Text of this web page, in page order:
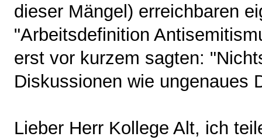
dieser Mängel) erreichbaren
"Arbeitsdefinition
erst vor kurzem sagten:
Diskussionen wie ungenaues
Lieber Herr Kollege Alt, ich